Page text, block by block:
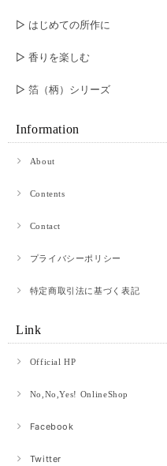
▷ はじめての所作に
▷ 香りを楽しむ
▷ 箔（柄）シリーズ
Information
About
Contents
Contact
プライバシーポリシー
特定商取引法に基づく表記
Link
Official HP
No,No,Yes! OnlineShop
Facebook
Twitter